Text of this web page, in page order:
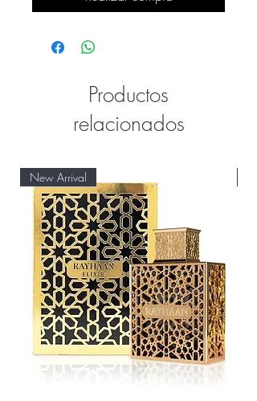
Productos
relacionados
New Arrival